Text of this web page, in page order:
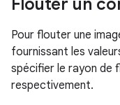
Flouter un
Pour flouter une
fournissant les
spécifier le rayon de
respectivement.